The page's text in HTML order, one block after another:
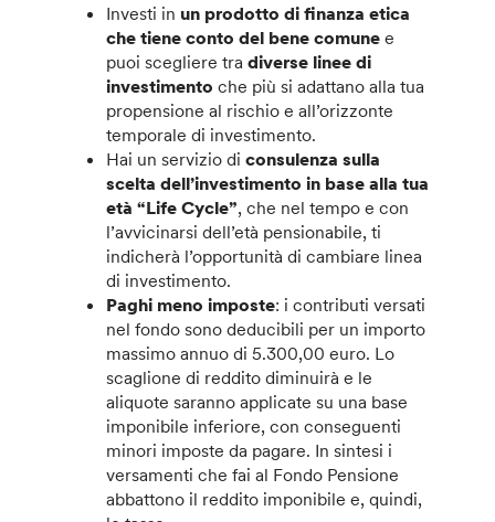
Investi in un prodotto di finanza etica
che tiene conto del bene comune e
puoi scegliere tradiverse linee di
investimento che più si adattano alla tua
propensione al rischio e all’orizzonte
temporale di investimento.
Hai un servizio diconsulenza sulla
scelta dell’investimento in base alla tua
età “Life Cycle”, che nel tempo e con
l’avvicinarsi dell’età pensionabile, ti
indicherà l’opportunità di cambiare linea
di investimento.
Paghi meno imposte: i contributi versati
nel fondo sono deducibili per un importo
massimo annuo di 5.300,00 euro. Lo
scaglione di reddito diminuirà e le
aliquote saranno applicate su una base
imponibile inferiore, con conseguenti
minori imposte da pagare. In sintesi i
versamenti che fai al Fondo Pensione
abbattono il reddito imponibile e, quindi,